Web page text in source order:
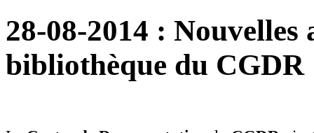
28-08-2014 : Nouvelles
bibliothèque du CGDR